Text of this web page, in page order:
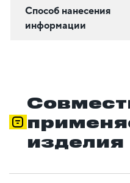
Способ нанесения
информации
изделия